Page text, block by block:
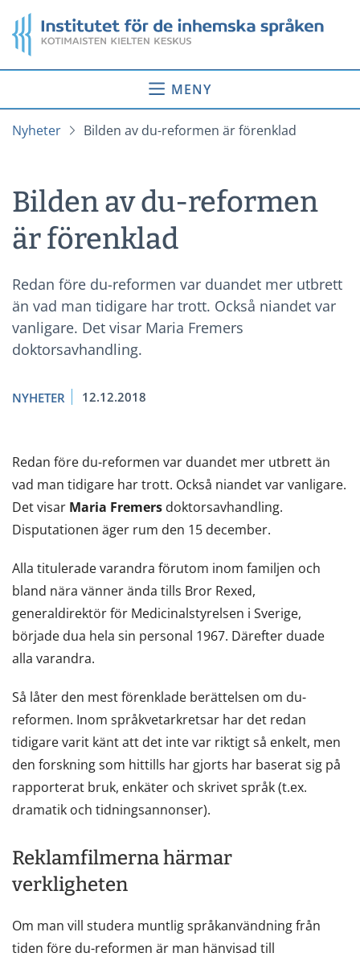
till
innehåll
Startsida
MENY
Nyheter Bilden av du-reformen är förenklad
Bilden av du-reformen
är förenklad
Redan före du-reformen var duandet mer utbrett
än vad man tidigare har trott. Också niandet var
vanligare. Det visar Maria Fremers
doktorsavhandling.
NYHETER 12.12.2018
Redan före du-reformen var duandet mer utbrett än
vad man tidigare har trott. Också niandet var vanligare.
Det visar Maria Fremers doktorsavhandling.
Disputationen äger rum den 15 december.
Alla titulerade varandra förutom inom familjen och
bland nära vänner ända tills Bror Rexed,
generaldirektör för Medicinalstyrelsen i Sverige,
började dua hela sin personal 1967. Därefter duade
alla varandra.
Så låter den mest förenklade berättelsen om du-
reformen. Inom språkvetarkretsar har det redan
tidigare varit känt att det inte var riktigt så enkelt, men
den forskning som hittills har gjorts har baserat sig på
rapporterat bruk, enkäter och skrivet språk (t.ex.
dramatik och tidningsannonser).
Reklamfilmerna härmar
verkligheten
Om man vill studera muntlig språkanvändning från
tiden före du-reformen är man hänvisad till